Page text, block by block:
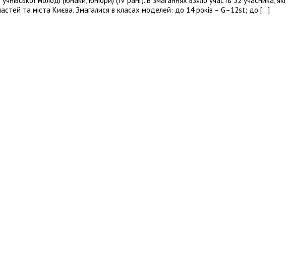
та міста Києва. Змагалися в класах моделей: до 14 років – G–12st; до […]